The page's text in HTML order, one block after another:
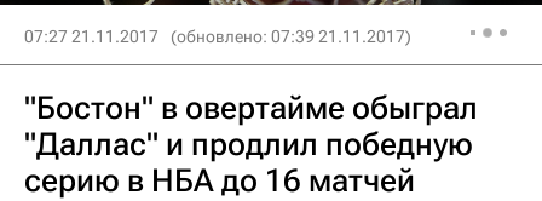
07:27 21.11.2017 (обновлено: 07:39 21.11.2017)
"Бостон" в овертайме обыграл
"Даллас" и продлил победную
серию в НБА до 16 матчей